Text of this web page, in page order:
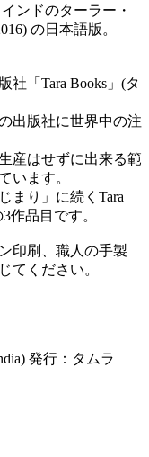
ンドのターラー・
の日本語版。
社「Tara Books」(タ
出版社に世界中の注
産はせずに出来る範
います。
まり」に続くTara
作品目です。
印刷、職人の手製
てください。
発行：タムラ